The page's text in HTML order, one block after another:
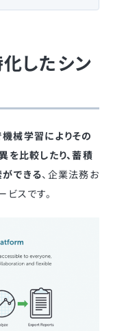
したシン
械学習によりその
を比較したり、蓄積
できる、企業法務お
スです。